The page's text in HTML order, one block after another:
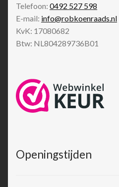
Telefoon: 0492 527 598
E-mail: info@robkoenraads.nl
KvK: 17080682
Btw: NL804289736B01
Openingstijden